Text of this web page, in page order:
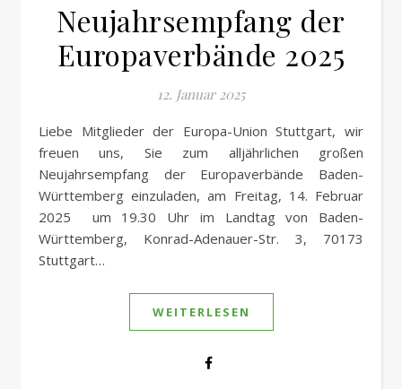
Neujahrsempfang der
Europaverbände 2025
12. Januar 2025
Liebe Mitglieder der Europa-Union Stuttgart, wir
freuen uns, Sie zum alljährlichen großen
Neujahrsempfang der Europaverbände Baden-
Württemberg einzuladen, am Freitag, 14. Februar
2025 um 19.30 Uhr im Landtag von Baden-
Württemberg, Konrad-Adenauer-Str. 3, 70173
Stuttgart…
WEITERLESEN